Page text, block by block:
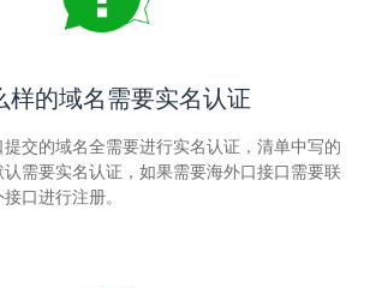
样的域名需要实名认证
交的域名全需要进行实名认证，清单中写的
需要实名认证，如果需要海外口接口需要联
口进行注册。